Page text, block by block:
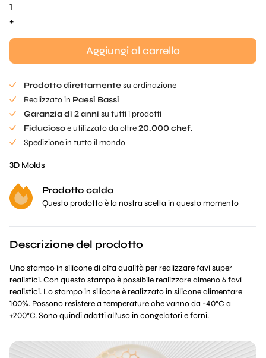
Nido
d'ape
quantità
+
Aggiungi al carrello
Prodotto direttamentesu ordinazione
Realizzato in Paesi Bassi
Garanzia di 2 anni su tutti i prodotti
Fiduciosoe utilizzato da oltre20.000 chef.
Spedizione in tutto il mondo
3D Molds
Prodotto caldo
Questo prodotto è la nostra scelta in questo momento
Descrizione del prodotto
Uno stampo in silicone di alta qualità per realizzare favi super
realistici. Con questo stampo è possibile realizzare almeno 6 favi
realistici. Lo stampo in silicone è realizzato in silicone alimentare
100%. Possono resistere a temperature che vanno da -40°C a
+200°C. Sono quindi adatti all'uso in congelatori e forni.